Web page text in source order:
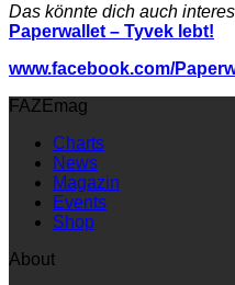
Das könnte dich auch
Paperwallet – Tyvek lebt!
www.facebook.com/
FAZEmag
Charts
News
Magazin
Events
Shop
About